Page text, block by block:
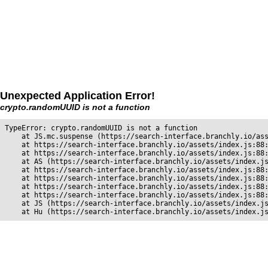
Unexpected Application Error!
crypto.randomUUID is not a function
TypeError: crypto.randomUUID is not a function
at JS.mc.suspense (https://search-interface.branchly.io/
at https://search-interface.branchly.io/assets/
at https://search-interface.branchly.io/assets/
at AS (https://search-interface.branchly.io/assets/
at https://search-interface.branchly.io/assets/
at https://search-interface.branchly.io/assets/
at https://search-interface.branchly.io/assets/
at https://search-interface.branchly.io/assets/
at JS (https://search-interface.branchly.io/assets/
at Hu (https://search-interface.branchly.io/assets/